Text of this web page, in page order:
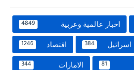
اخبار عالمية وعربية 4849
اسرائيل 384 اقتصاد 1246
81 الامارات 344